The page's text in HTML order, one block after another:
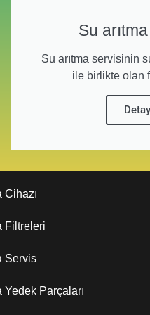
Su
Su arıtma servisinin
ile birlikte olan
Detay
Cihazı
Filtreleri
Servis
Yedek Parçaları